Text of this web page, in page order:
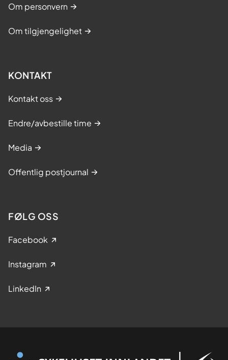
Om personvern
Om tilgjengelighet
KONTAKT
Kontakt oss
Endre/avbestille time
Media
Offentlig postjournal
FØLG OSS
Facebook
Instagram
LinkedIn